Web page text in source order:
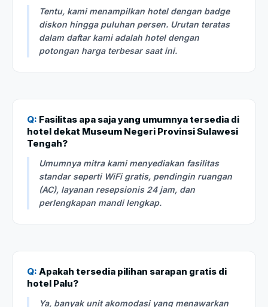
Tentu, kami menampilkan hotel dengan badge
diskon hingga puluhan persen. Urutan teratas
dalam daftar kami adalah hotel dengan
potongan harga terbesar saat ini.
Q: Fasilitas apa saja yang umumnya tersedia di
hotel dekat Museum Negeri Provinsi Sulawesi
Tengah?
Umumnya mitra kami menyediakan fasilitas
standar seperti WiFi gratis, pendingin ruangan
(AC), layanan resepsionis 24 jam, dan
perlengkapan mandi lengkap.
Q: Apakah tersedia pilihan sarapan gratis di
hotel Palu?
Ya, banyak unit akomodasi yang menawarkan